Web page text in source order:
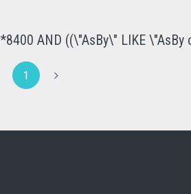
AND ((\"AsBy\" LIKE \"AsBy
1